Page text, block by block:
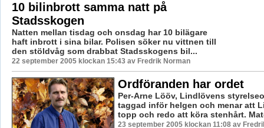
10 bilinbrott samma natt på
Stadsskogen
Natten mellan tisdag och onsdag har 10 bilägare
haft inbrott i sina bilar. Polisen söker nu vittnen till
den stöldvåg som drabbat Stadsskogens bil...
22 september 2005 klockan 15:43 av Fredrik Norman
Ordföranden har ordet
Per-Arne Lööv, Lindlövens
taggad inför helgen och menar att
topp och redo att köra stenhårt.
23 september 2005 klockan 11:08 av